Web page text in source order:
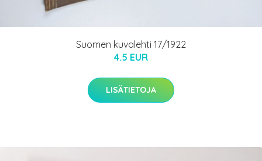
Suomen kuvalehti 17/1922
4.5 EUR
LISÄTIETOJA